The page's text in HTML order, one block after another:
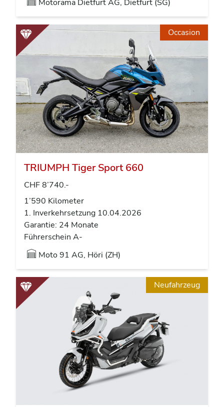
Motorama Dietfurt AG, Dietfurt (SG)
Occasion
TRIUMPH Tiger Sport 660
CHF 8’740.-
1’590 Kilometer
1. Inverkehrsetzung 10.04.2026
Garantie: 24 Monate
Führerschein A-
Moto 91 AG, Höri (ZH)
Neufahrzeug